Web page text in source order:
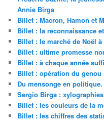
Annie Birga
Billet : Macron, Hamon et
Billet : la reconnaissance
Billet : le marché de Noël
Billet : ultime promesse
Billet : à chaque année
Billet : opération du genou
Du mensonge en
Sergio Birga :
Billet : les couleurs de la
Billet : les chiffres des